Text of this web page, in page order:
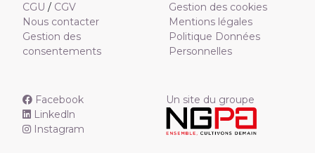
CGU / CGV
Nous contacter
Gestion des
consentements
Gestion des cookies
Mentions légales
Politique Données
Personnelles
Facebook
Linkedln
Instagram
Un site du groupe